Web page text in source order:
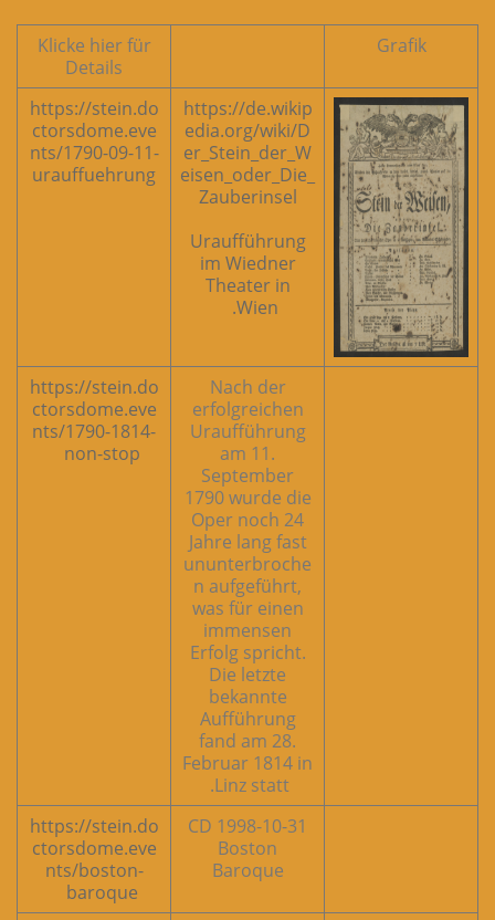
Grafik
Klicke hier für
Details
https://de.wikip
edia.org/wiki/D
er_Stein_der_W
eisen_oder_Die_
Zauberinsel
Uraufführung
im Wiedner
Theater in
Wien.
https://stein.do
ctorsdome.eve
nts/1790-09-11-
urauffuehrung
Nach der
erfolgreichen
Uraufführung
am 11.
September
1790 wurde die
Oper noch 24
Jahre lang fast
ununterbroche
n aufgeführt,
was für einen
immensen
Erfolg spricht.
Die letzte
bekannte
Aufführung
fand am 28.
Februar 1814 in
Linz statt.
https://stein.do
ctorsdome.eve
nts/1790-1814-
non-stop
CD 1998-10-31
Boston
Baroque
https://stein.do
ctorsdome.eve
nts/boston-
baroque